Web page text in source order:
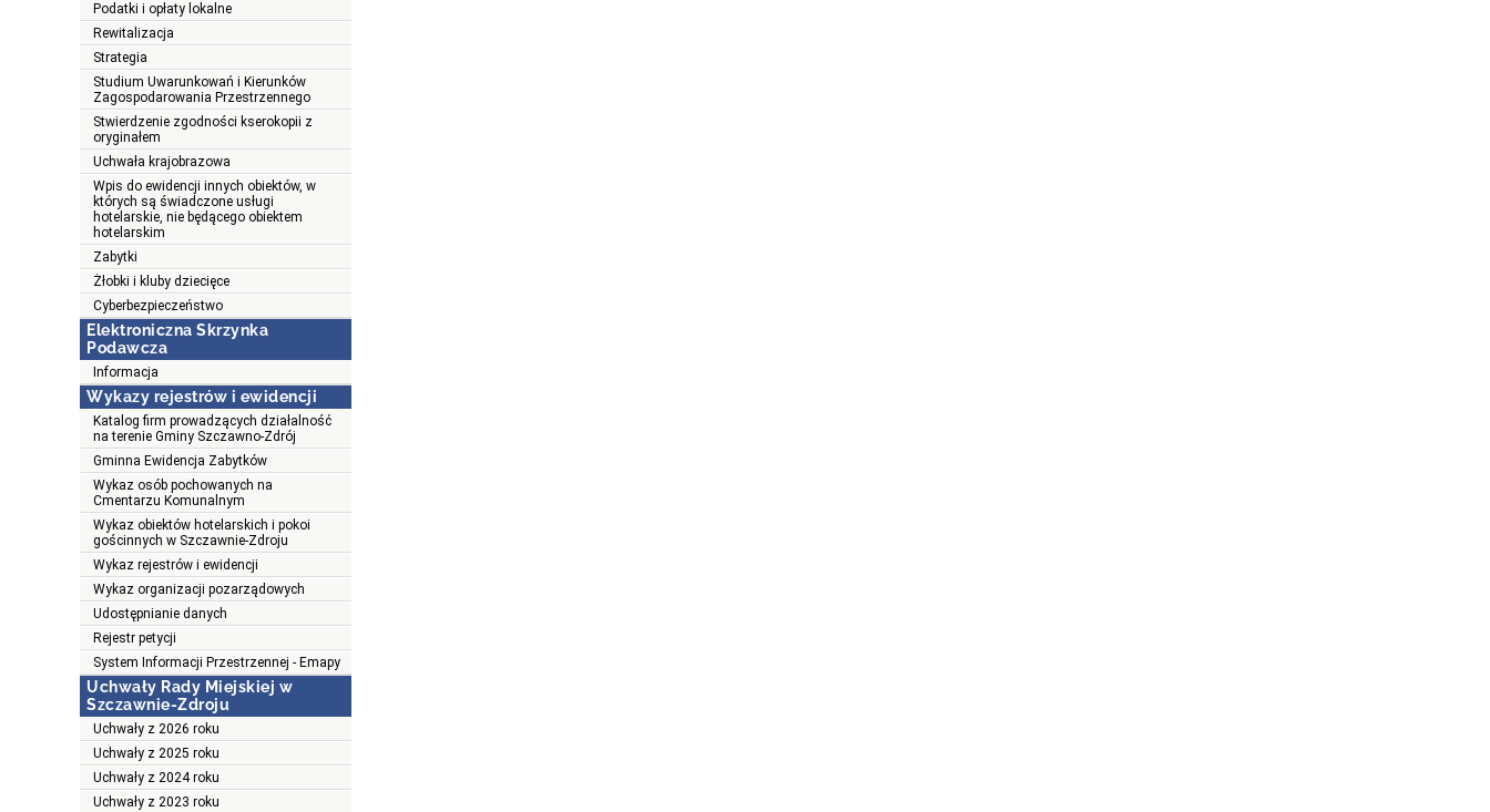
Podatki i opłaty lokalne
Rewitalizacja
Strategia
Studium Uwarunkowań i Kierunków
Zagospodarowania Przestrzennego
Stwierdzenie zgodności kserokopii z
oryginałem
Uchwała krajobrazowa
Wpis do ewidencji innych obiektów, w
których są świadczone usługi
hotelarskie, nie będącego obiektem
hotelarskim
Zabytki
Żłobki i kluby dziecięce
Cyberbezpieczeństwo
Elektroniczna Skrzynka
Podawcza
Informacja
Wykazy rejestrów i ewidencji
Katalog firm prowadzących działalność
na terenie Gminy Szczawno-Zdrój
Gminna Ewidencja Zabytków
Wykaz osób pochowanych na
Cmentarzu Komunalnym
Wykaz obiektów hotelarskich i pokoi
gościnnych w Szczawnie-Zdroju
Wykaz rejestrów i ewidencji
Wykaz organizacji pozarządowych
Udostępnianie danych
Rejestr petycji
System Informacji Przestrzennej - Emapy
Uchwały Rady Miejskiej w
Szczawnie-Zdroju
Uchwały z 2026 roku
Uchwały z 2025 roku
Uchwały z 2024 roku
Uchwały z 2023 roku